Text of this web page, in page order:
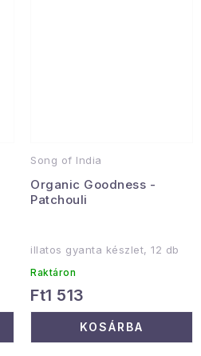
Song of India
Organic Goodness -
Patchouli
illatos gyanta készlet, 12 db
Raktáron
Ft1 513
KOSÁRBA